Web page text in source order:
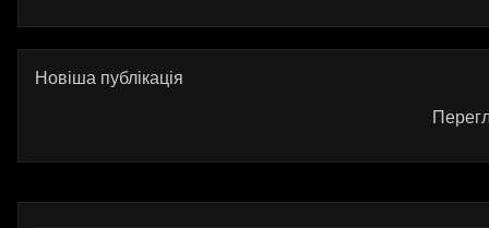
Новіша публікація